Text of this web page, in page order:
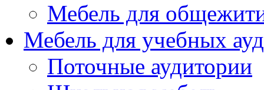
Мебель для
Мебель для учебных
Поточные аудитории